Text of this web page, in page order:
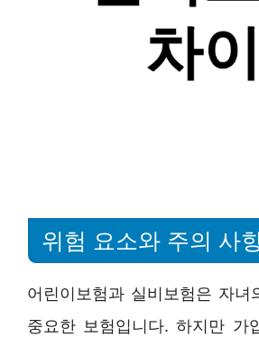
위험 요소와 주의 사
어린이보험과 실비보험은 자녀
중요한 보험입니다. 하지만 가